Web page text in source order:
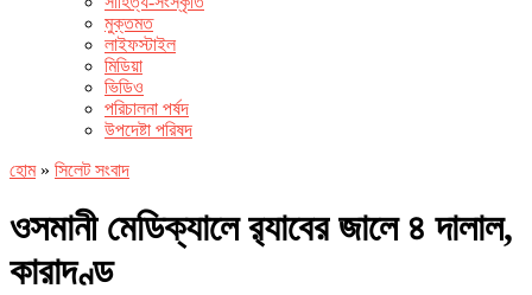
মুক্তমত
লাইফস্টাইল
মিডিয়া
ভিডিও
পরিচালনা পর্ষদ
উপদেষ্টা পরিষদ
হোম» সিলেট সংবাদ
ওসমানী মেডিক্যালে র‌্যাবের জালে ৪ দালাল,
কারাদণ্ড